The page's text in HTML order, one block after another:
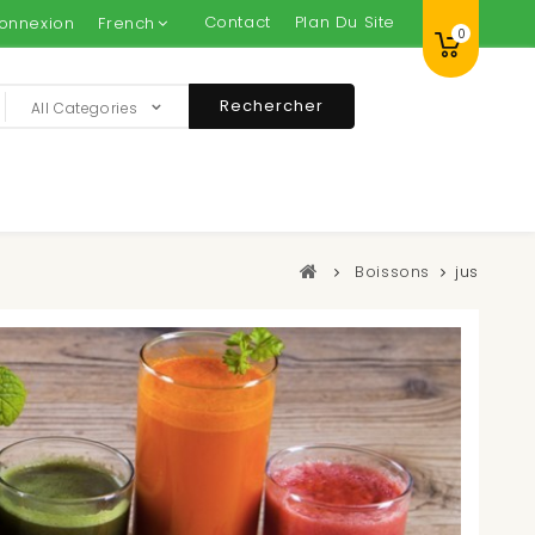
Contact Plan Du Site
French 0
All Categories Rechercher
Boissons jus